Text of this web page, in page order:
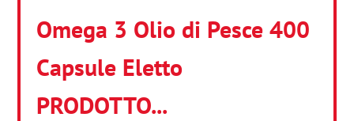
Omega 3 Olio di Pesce 400
Capsule Eletto
PRODOTTO...